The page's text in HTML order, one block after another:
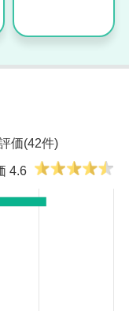
価(42件)
4.6